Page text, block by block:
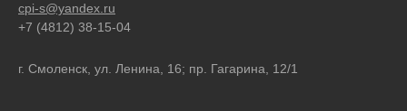
cpi-s@yandex.ru
+7 (4812) 38-15-04
г. Смоленск, ул. Ленина, 16; пр. Гагарина, 12/1